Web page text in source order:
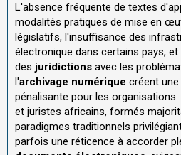
L'absence fréquente de textes
modalités pratiques de mise en
législatifs, l'insuffisance des
électronique dans certains pays,
des juridictions avec les
l'archivage numérique créent
pénalisante pour les
et juristes africains, formés
paradigmes traditionnels
parfois une réticence à accorder